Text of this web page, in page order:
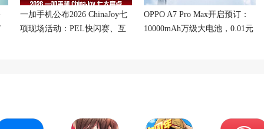
一加手机公布2026 ChinaJoy七
项现场活动：PEL快闪赛、互
OPPO A7 Pro Max开启预订：
10000mAh万级大电池，0.01元